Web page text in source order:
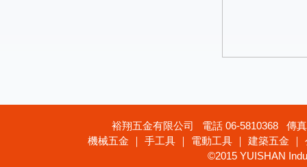
裕翔五金有限公司 電話 06-5810368 傳
機械五金 ｜ 手工具 ｜ 電動工具 ｜ 建築五金
©2015 YUISHAN